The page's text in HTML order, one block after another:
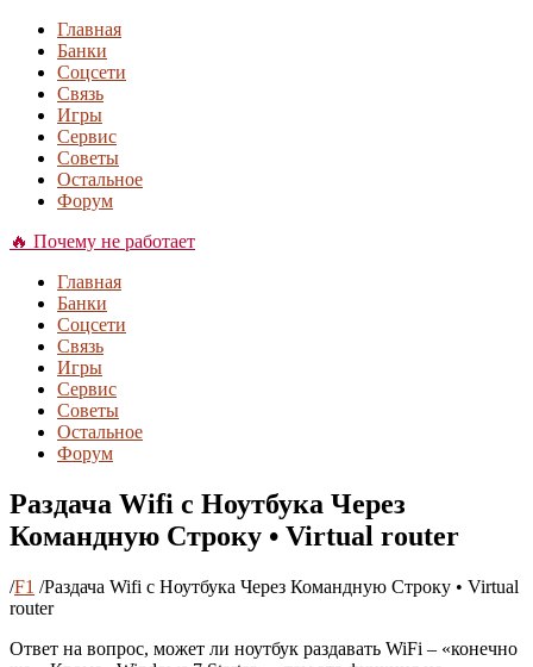
Главная
Банки
Соцсети
Связь
Игры
Сервис
Советы
Остальное
Форум
🔥 Почему не работает
Главная
Банки
Соцсети
Связь
Игры
Сервис
Советы
Остальное
Форум
Раздача Wifi с Ноутбука Через
Командную Строку • Virtual router
/F1 /Раздача Wifi с Ноутбука Через Командную Строку • Virtual
router
Ответ на вопрос, может ли ноутбук раздавать WiFi – «конечно